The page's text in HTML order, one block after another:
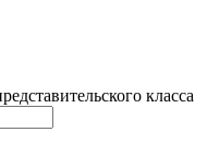
класса